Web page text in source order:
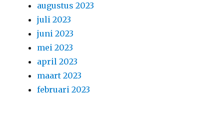
augustus 2023
juli 2023
juni 2023
mei 2023
april 2023
maart 2023
februari 2023